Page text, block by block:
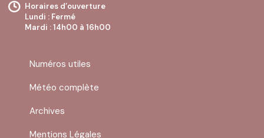
Horaires d’ouverture
Lundi : Fermé
Mardi : 14h00 à 16h00
Vendredi : Fermé
Samedi : Fermé
Numéros utiles
Météo complète
Archives
Mentions Légales